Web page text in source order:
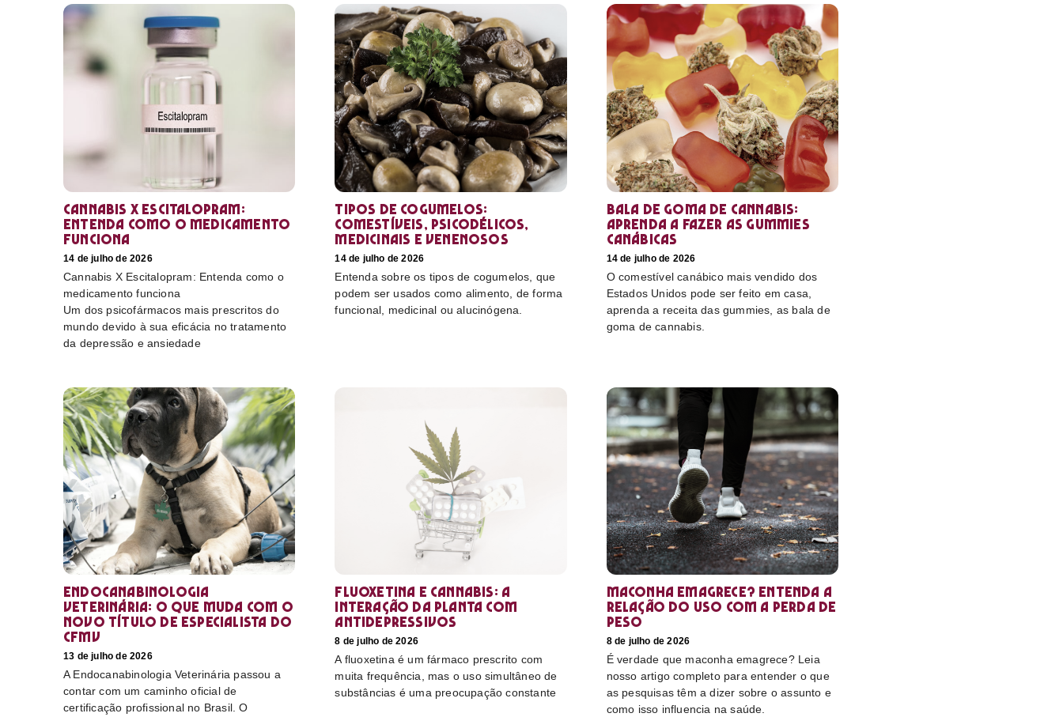
Cannabis X Escitalopram:
Entenda como o medicamento
funciona
14 de julho de 2026
Cannabis X Escitalopram: Entenda como o
medicamento funciona
Um dos psicofármacos mais prescritos do
mundo devido à sua eficácia no tratamento
da depressão e ansiedade
Tipos de cogumelos:
comestíveis, psicodélicos,
medicinais e venenosos
14 de julho de 2026
Entenda sobre os tipos de cogumelos, que
podem ser usados como alimento, de forma
funcional, medicinal ou alucinógena.
Bala de goma de cannabis:
aprenda a fazer as gummies
canábicas
14 de julho de 2026
O comestível canábico mais vendido dos
Estados Unidos pode ser feito em casa,
aprenda a receita das gummies, as bala de
goma de cannabis.
Endocanabinologia
Veterinária: o que muda com o
novo título de especialista do
CFMV
13 de julho de 2026
A Endocanabinologia Veterinária passou a
contar com um caminho oficial de
certificação profissional no Brasil. O
Fluoxetina e Cannabis: a
interação da planta com
antidepressivos
8 de julho de 2026
A fluoxetina é um fármaco prescrito com
muita frequência, mas o uso simultâneo de
substâncias é uma preocupação constante
Maconha emagrece? Entenda a
relação do uso com a perda de
peso
8 de julho de 2026
É verdade que maconha emagrece? Leia
nosso artigo completo para entender o que
as pesquisas têm a dizer sobre o assunto e
como isso influencia na saúde.